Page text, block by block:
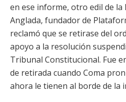
en ese informe, otro edil de la
Anglada, fundador de
reclamó que se retirase del
apoyo a la resolución
Tribunal Constitucional. Fue
de retirada cuando Coma
ahora le tienen al borde de la